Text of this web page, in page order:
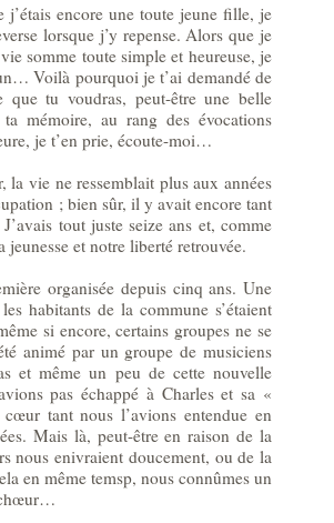
j’étais encore une toute jeune fille, je
lorsque j’y repense. Alors que je
somme toute simple et heureuse, je
Voilà pourquoi je t’ai demandé de
tu voudras, peut-être une belle
mémoire, au rang des évocations
je t’en prie, écoute-moi…
vie ne ressemblait plus aux années
; bien sûr, il y avait encore tant
tout juste seize ans et, comme
et notre liberté retrouvée.
organisée depuis cinq ans. Une
habitants de la commune s’étaient
si encore, certains groupes ne se
animé par un groupe de musiciens
et même un peu de cette nouvelle
pas échappé à Charles et sa «
tant nous l’avions entendue en
Mais là, peut-être en raison de la
nous enivraient doucement, ou de la
en même temsp, nous connûmes un
chœur…